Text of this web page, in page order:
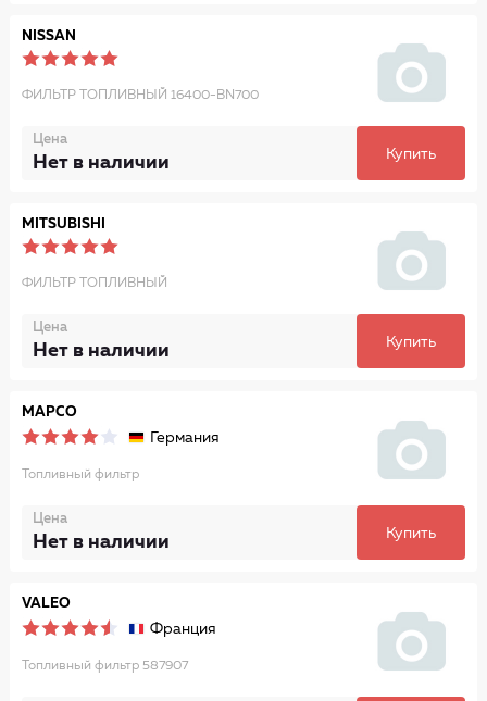
NISSAN
ФИЛЬТР ТОПЛИВНЫЙ 16400-BN700
Цена
Нет в наличии Купить
MITSUBISHI
ФИЛЬТР ТОПЛИВНЫЙ
Цена
Нет в наличии Купить
MAPCO
Германия
Топливный фильтр
Цена
Нет в наличии Купить
VALEO
Франция
Топливный фильтр 587907